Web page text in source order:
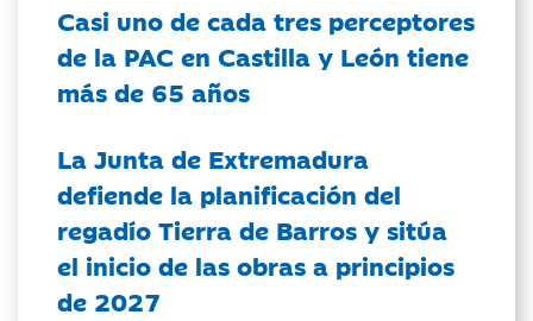
Casi uno de cada tres perceptores
de la PAC en Castilla y León tiene
más de 65 años
La Junta de Extremadura
defiende la planificación del
regadío Tierra de Barros y sitúa
el inicio de las obras a principios
de 2027